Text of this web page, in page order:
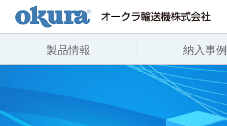
製品情報
製品情報
コンベヤ機器
納入事例
納入事例
全業種
会社情報
代表あいさつ